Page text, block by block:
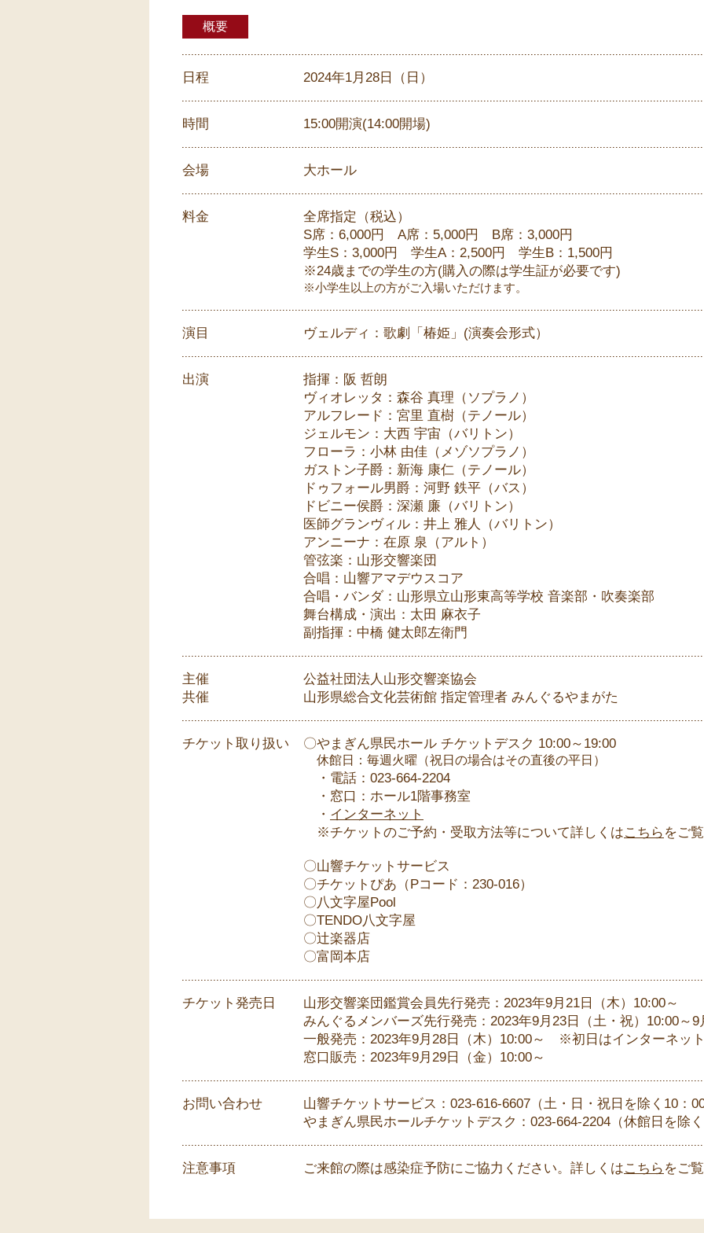
概要
日程 2024年1月28日（日）
時間 15:00開演(14:00開場)
会場 大ホール
料金
全席指定（税込）
S席：6,000円 A席：5,000円 B席：3,000円
学生S：3,000円 学生A：2,500円 学生B：1,500円
※24歳までの学生の方(購入の際は学生証が必要です)
※小学生以上の方がご入場いただけます。
演目 ヴェルディ：歌劇「椿姫」(演奏会形式）
出演
指揮：阪 哲朗
ヴィオレッタ：森谷 真理（ソプラノ）
アルフレード：宮里 直樹（テノール）
ジェルモン：大西 宇宙（バリトン）
フローラ：小林 由佳（メゾソプラノ）
ガストン子爵：新海 康仁（テノール）
ドゥフォール男爵：河野 鉄平（バス）
ドビニー侯爵：深瀬 廉（バリトン）
医師グランヴィル：井上 雅人（バリトン）
アンニーナ：在原 泉（アルト）
管弦楽：山形交響楽団
合唱：山響アマデウスコア
合唱・バンダ：山形県立山形東高等学校 音楽部・吹奏楽部
舞台構成・演出：太田 麻衣子
副指揮：中橋 健太郎左衛門
主催
共催
公益社団法人山形交響楽協会
山形県総合文化芸術館 指定管理者 みんぐるやまがた
チケット取り扱い 〇やまぎん県民ホール チケットデスク 10:00～19:00
休館日：毎週火曜（祝日の場合はその直後の平日）
・電話：023-664-2204
・窓口：ホール1階事務室
・ インターネット
※チケットのご予約・受取方法等について詳しくはこちら をご
〇山響チケットサービス
〇チケットぴあ（Pコード：230-016）
〇八文字屋Pool
〇TENDO八文字屋
〇辻楽器店
〇富岡本店
チケット発売日
山形交響楽団鑑賞会員先行発売：2023年9月21日（木）10:00～
みんぐるメンバーズ先行発売：2023年9月23日（土・祝）10:00～9
一般発売：2023年9月28日（木）10:00～ ※初日はインターネッ
窓口販売：2023年9月29日（金）10:00～
お問い合わせ
山響チケットサービス：023-616-6607（土・日・祝日を除く10：
やまぎん県民ホールチケットデスク：023-664-2204（休館日を除
注意事項 ご来館の際は感染症予防にご協力ください。詳しくはこちら をご